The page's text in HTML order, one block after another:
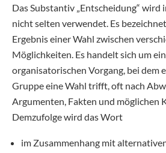
Das Substantiv „Entscheidung“ wird
nicht selten verwendet. Es
Ergebnis einer Wahl zwischen
Möglichkeiten. Es handelt sich um
organisatorischen Vorgang, bei dem
Gruppe eine Wahl trifft, oft nach
Argumenten, Fakten und möglichen
Demzufolge wird das Wort
im Zusammenhang mit